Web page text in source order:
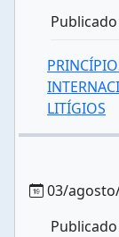
LITÍGIOS
03/